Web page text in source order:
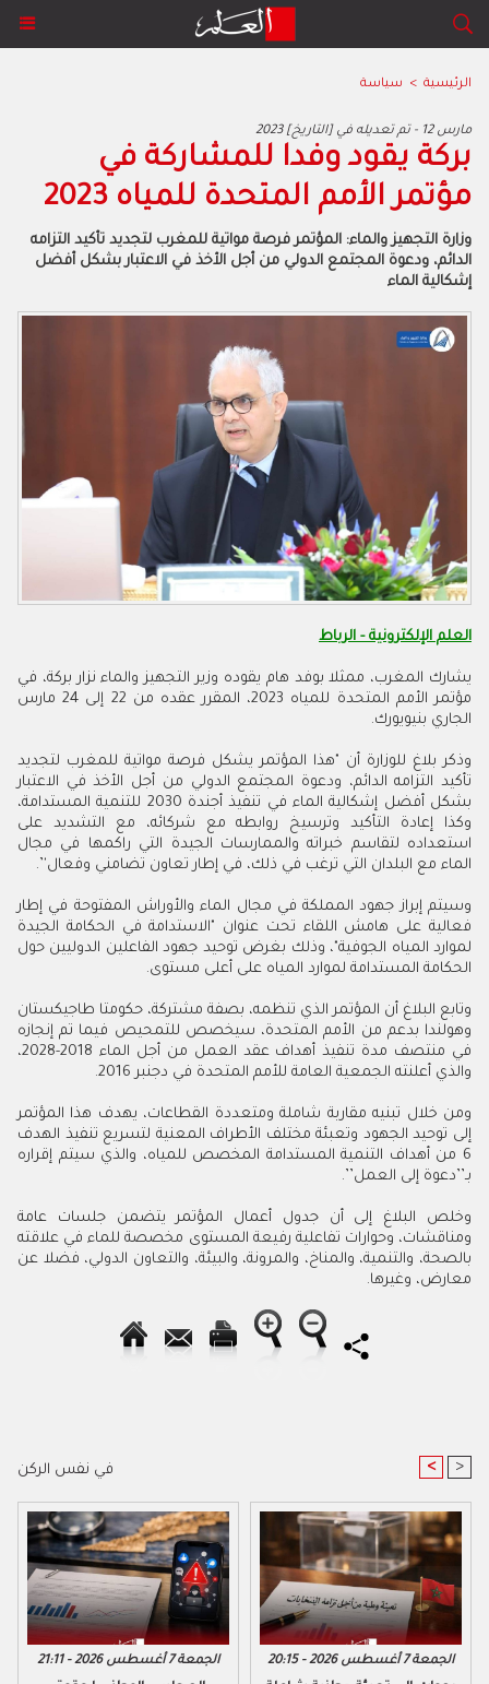
الرئيسية > سياسة
2023 مارس 12 - تم تعديله في [التاريخ]
بركة يقود وفدا للمشاركة في
مؤتمر الأمم المتحدة للمياه 2023
وزارة التجهيز والماء: المؤتمر فرصة مواتية للمغرب لتجديد تأكيد التزامه
الدائم، ودعوة المجتمع الدولي من أجل الأخذ في الاعتبار بشكل أفضل
إشكالية الماء
العلم الإلكترونية - الرباط
يشارك المغرب، ممثلا بوفد هام يقوده وزير التجهيز والماء نزار بركة، في
مؤتمر الأمم المتحدة للمياه 2023، المقرر عقده من 22 إلى 24 مارس
الجاري بنيويورك.
وذكر بلاغ للوزارة أن "هذا المؤتمر يشكل فرصة مواتية للمغرب لتجديد
تأكيد التزامه الدائم، ودعوة المجتمع الدولي من أجل الأخذ في الاعتبار
بشكل أفضل إشكالية الماء في تنفيذ أجندة 2030 للتنمية المستدامة،
وكذا إعادة التأكيد وترسيخ روابطه مع شركائه، مع التشديد على
استعداده لتقاسم خبراته والممارسات الجيدة التي راكمها في مجال
الماء مع البلدان التي ترغب في ذلك، في إطار تعاون تضامني وفعال'’.
وسيتم إبراز جهود المملكة في مجال الماء والأوراش المفتوحة في إطار
فعالية على هامش اللقاء تحت عنوان "الاستدامة في الحكامة الجيدة
لموارد المياه الجوفية"، وذلك بغرض توحيد جهود الفاعلين الدوليين حول
الحكامة المستدامة لموارد المياه على أعلى مستوى.
وتابع البلاغ أن المؤتمر الذي تنظمه، بصفة مشتركة، حكومتا طاجيكستان
وهولندا بدعم من الأمم المتحدة، سيخصص للتمحيص فيما تم إنجازه
في منتصف مدة تنفيذ أهداف عقد العمل من أجل الماء 2018-2028،
والذي أعلنته الجمعية العامة للأمم المتحدة في دجنبر 2016.
ومن خلال تبنيه مقاربة شاملة ومتعددة القطاعات، يهدف هذا المؤتمر
إلى توحيد الجهود وتعبئة مختلف الأطراف المعنية لتسريع تنفيذ الهدف
6 من أهداف التنمية المستدامة المخصص للمياه، والذي سيتم إقراره
بـ’’دعوة إلى العمل’’.
وخلص البلاغ إلى أن جدول أعمال المؤتمر يتضمن جلسات عامة
ومناقشات، وحوارات تفاعلية رفيعة المستوى مخصصة للماء في علاقته
بالصحة، والتنمية، والمناخ، والمرونة، والبيئة، والتعاون الدولي، فضلا عن
معارض، وغيرها.
في نفس الركن < >
الجمعة 7 أغسطس 2026 - 21:11 الجمعة 7 أغسطس 2026 - 20:15